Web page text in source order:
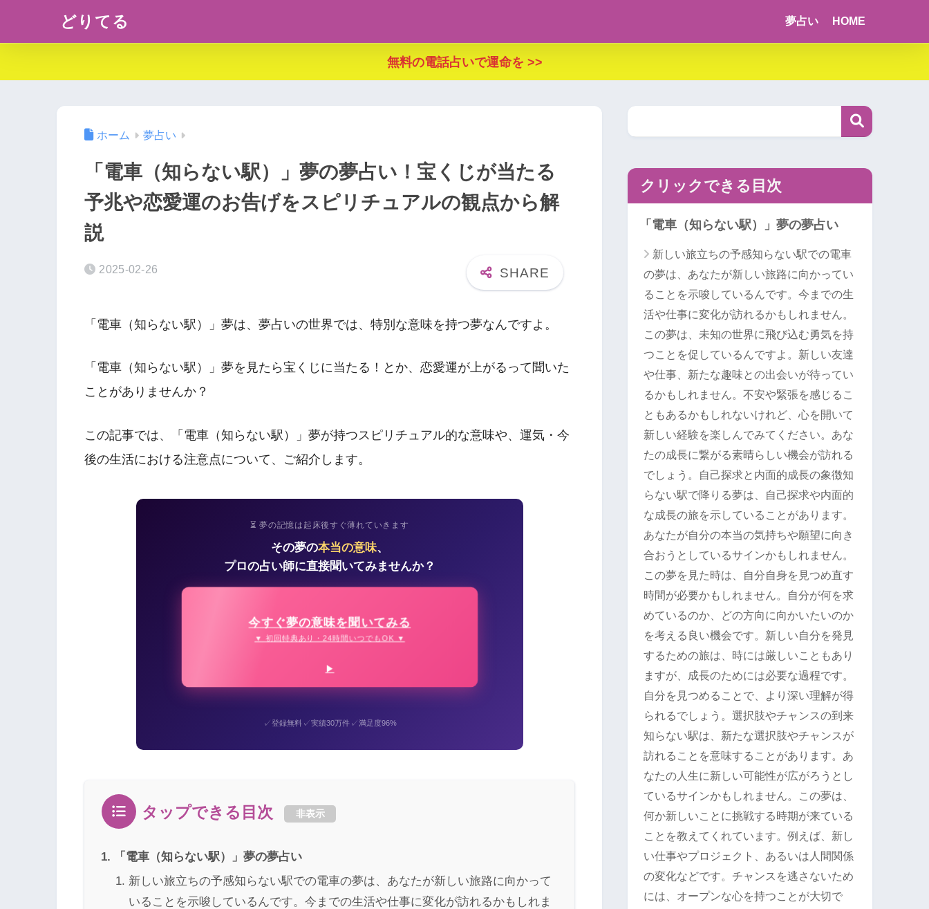
どりてる 夢占い HOME
無料の電話占いで運命を >>
ホーム 夢占い
「電車（知らない駅）」夢の夢占い！宝くじが当たる
予兆や恋愛運のお告げをスピリチュアルの観点から解
説
2025-02-26
「電車（知らない駅）」夢は、夢占いの世界では、特別な意味を持つ夢なんですよ。
「電車（知らない駅）」夢を見たら宝くじに当たる！とか、恋愛運が上がるって聞いた
ことがありませんか？
この記事では、「電車（知らない駅）」夢が持つスピリチュアル的な意味や、運気・今
後の生活における注意点について、ご紹介します。
⏳ 夢の記憶は起床後すぐ薄れていきます
その夢の本当の意味、
プロの占い師に直接聞いてみませんか？
今すぐ夢の意味を聞いてみる
▼ 初回特典あり・24時間いつでもOK ▼
✓登録無料✓実績30万件✓満足度96%
タップできる目次 非表示
「電車（知らない駅）」夢の夢占い
新しい旅立ちの予感知らない駅での電車の夢は、あなたが新しい旅路に向かって
いることを示唆しているんです。今までの生活や仕事に変化が訪れるかもしれま
クリックできる目次
「電車（知らない駅）」夢の夢占い
新しい旅立ちの予感知らない駅での電車
の夢は、あなたが新しい旅路に向かってい
ることを示唆しているんです。今までの生
活や仕事に変化が訪れるかもしれません。
この夢は、未知の世界に飛び込む勇気を持
つことを促しているんですよ。新しい友達
や仕事、新たな趣味との出会いが待ってい
るかもしれません。不安や緊張を感じるこ
ともあるかもしれないけれど、心を開いて
新しい経験を楽しんでみてください。あな
たの成長に繋がる素晴らしい機会が訪れる
でしょう。自己探求と内面的成長の象徴知
らない駅で降りる夢は、自己探求や内面的
な成長の旅を示していることがあります。
あなたが自分の本当の気持ちや願望に向き
合おうとしているサインかもしれません。
この夢を見た時は、自分自身を見つめ直す
時間が必要かもしれません。自分が何を求
めているのか、どの方向に向かいたいのか
を考える良い機会です。新しい自分を発見
するための旅は、時には厳しいこともあり
ますが、成長のためには必要な過程です。
自分を見つめることで、より深い理解が得
られるでしょう。選択肢やチャンスの到来
知らない駅は、新たな選択肢やチャンスが
訪れることを意味することがあります。あ
なたの人生に新しい可能性が広がろうとし
ているサインかもしれません。この夢は、
何か新しいことに挑戦する時期が来ている
ことを教えてくれています。例えば、新し
い仕事やプロジェクト、あるいは人間関係
の変化などです。チャンスを逃さないため
には、オープンな心を持つことが大切で